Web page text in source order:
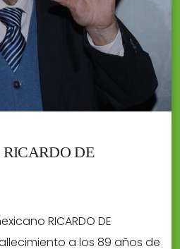
DE
RICARDO DE
a los 89 años de